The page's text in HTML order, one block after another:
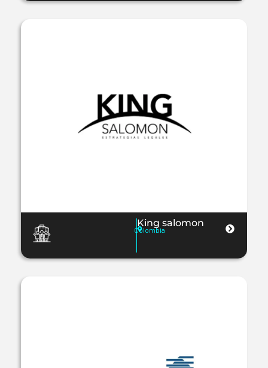
King salomon
Colombia